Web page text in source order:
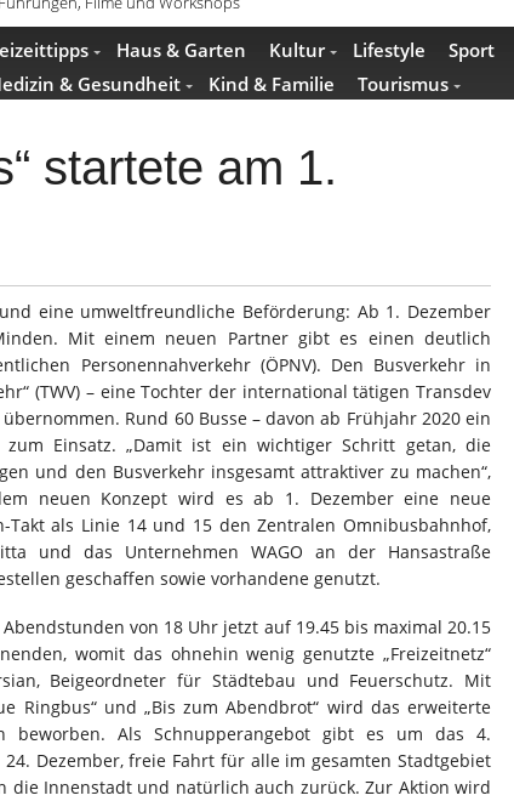
Haus & Garten Kultur Lifestyle Sport
& Gesundheit Kind & Familie Tourismus
startete am 1.
eine umweltfreundliche Beförderung: Ab 1. Dezember
Mit einem neuen Partner gibt es einen deutlich
Personennahverkehr (ÖPNV). Den Busverkehr in
(TWV) – eine Tochter der international tätigen Transdev
Rund 60 Busse – davon ab Frühjahr 2020 ein
Einsatz. „Damit ist ein wichtiger Schritt getan, die
und den Busverkehr insgesamt attraktiver zu machen“,
neuen Konzept wird es ab 1. Dezember eine neue
Takt als Linie 14 und 15 den Zentralen Omnibusbahnhof,
und das Unternehmen WAGO an der Hansastraße
geschaffen sowie vorhandene genutzt.
von 18 Uhr jetzt auf 19.45 bis maximal 20.15
womit das ohnehin wenig genutzte „Freizeitnetz“
Beigeordneter für Städtebau und Feuerschutz. Mit
Ringbus“ und „Bis zum Abendbrot“ wird das erweiterte
beworben. Als Schnupperangebot gibt es um das 4.
Dezember, freie Fahrt für alle im gesamten Stadtgebiet
die Innenstadt und natürlich auch zurück. Zur Aktion wird